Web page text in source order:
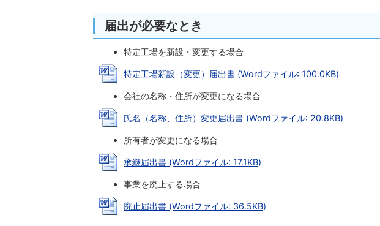
届出が必要なとき
特定工場を新設・変更する場合
特定工場新設（変更）届出書 (Wordファイル: 100.0KB)
会社の名称・住所が変更になる場合
氏名（名称、住所）変更届出書 (Wordファイル: 20.8KB)
所有者が変更になる場合
承継届出書 (Wordファイル: 17.1KB)
事業を廃止する場合
廃止届出書 (Wordファイル: 36.5KB)